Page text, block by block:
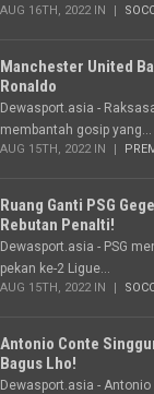
AUG 16TH, 2022 IN
Manchester United
Ronaldo
Dewasport.asia -
membantah gosip yang...
AUG 15TH, 2022 IN
Ruang Ganti PSG
Rebutan Penalti!
Dewasport.asia - PSG
pekan ke-2 Ligue...
AUG 15TH, 2022 IN
Antonio Conte
Bagus Lho!
Dewasport.asia -